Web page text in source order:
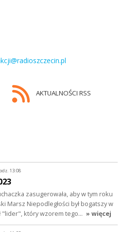
AKTUALNOŚCI RSS
13:08
zasugerowała, aby w tym roku
Marsz Niepodległości był bogatszy w
"lider", który wzorem tego… » więcej